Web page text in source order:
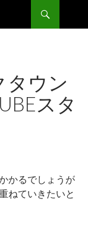
タウン
スタ
かるでしょうが
ねていきたいと